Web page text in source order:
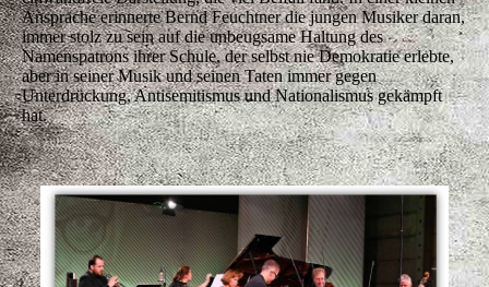
Ansprache erinnerte Bernd Feuchtner die jungen Musiker daran,
immer stolz zu sein auf die unbeugsame Haltung des
Namenspatrons ihrer Schule, der selbst nie Demokratie erlebte,
aber in seiner Musik und seinen Taten immer gegen
Unterdrückung, Antisemitismus und Nationalismus gekämpft
hat.